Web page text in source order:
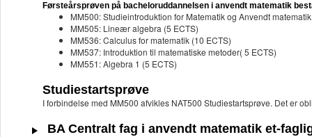
Førsteårsprøven på bacheloruddannelsen i anvendt matematik
MM500: Studieintroduktion for Matematik og Anvendt
MM505: Lineær algebra (5 ECTS)
MM536: Calculus for matematik (10 ECTS)
MM537: Introduktion til matematiske metoder( 5 ECTS)
MM551: Algebra 1 (5 ECTS)
Studiestartsprøve
I forbindelse med MM500 afvikles NAT500 Studiestartsprøve. Det er
BA Centralt fag i anvendt matematik et-